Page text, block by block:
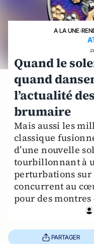
A LA UNE›
Quand le
quand
l’actualité
brumaire
Mais aussi les
classique
d’une nouvelle
tourbillonnant à
perturbations sur
concurrent au
pour des
PARTAGER